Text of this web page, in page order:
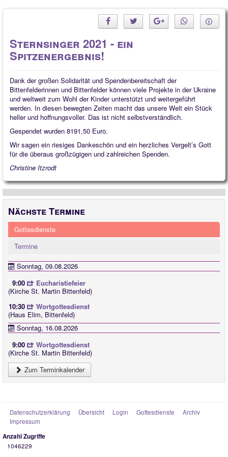
Sternsinger 2021 - ein
Spitzenergebnis!
Dank der großen Solidarität und Spendenbereitschaft der
Bittenfelderinnen und Bittenfelder können viele Projekte in der Ukraine
und weltweit zum Wohl der Kinder unterstützt und weitergeführt
werden. In diesen bewegten Zeiten macht das unsere Welt ein Stück
heller und hoffnungsvoller. Das ist nicht selbstverständlich.
Gespendet wurden 8191,50 Euro.
Wir sagen ein riesiges Dankeschön und ein herzliches Vergelt’s Gott
für die überaus großzügigen und zahlreichen Spenden.
Christine Itzrodt
Nächste Termine
Gottesdienste
Termine
Sonntag, 09.08.2026
9:00
Eucharistiefeier
(Kirche St. Martin Bittenfeld)
10:30
Wortgottesdienst
(Haus Elim, Bittenfeld)
Sonntag, 16.08.2026
9:00
Wortgottesdienst
(Kirche St. Martin Bittenfeld)
Zum Terminkalender
Datenschutzerklärung Übersicht Login Gottesdienste
Archiv
Impressum
Anzahl Zugriffe
1046229